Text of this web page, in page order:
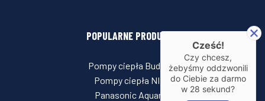
POPULARNE PRODUKTY
Pompy ciepła Buderus
Pompy ciepła NIBE
Panasonic Aquarea
Cześć!
Czy chcesz,
żebyśmy oddzwonili
do Ciebie za darmo
w 28 sekund?